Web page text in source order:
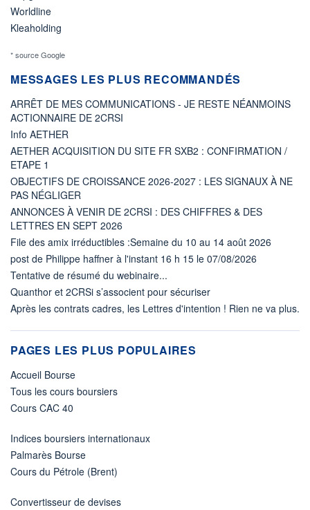
Worldline
Kleaholding
* source Google
MESSAGES LES PLUS RECOMMANDÉS
ARRÊT DE MES COMMUNICATIONS - JE RESTE NÉANMOINS
ACTIONNAIRE DE 2CRSI
Info AETHER
AETHER ACQUISITION DU SITE FR SXB2 : CONFIRMATION /
ETAPE 1
OBJECTIFS DE CROISSANCE 2026-2027 : LES SIGNAUX À NE
PAS NÉGLIGER
ANNONCES À VENIR DE 2CRSI : DES CHIFFRES & DES
LETTRES EN SEPT 2026
File des amix irréductibles :Semaine du 10 au 14 août 2026
post de Philippe haffner à l'instant 16 h 15 le 07/08/2026
Tentative de résumé du webinaire...
Quanthor et 2CRSi s’associent pour sécuriser
Après les contrats cadres, les Lettres d'intention ! Rien ne va plus.
PAGES LES PLUS POPULAIRES
Accueil Bourse
Tous les cours boursiers
Cours CAC 40
Indices boursiers internationaux
Palmarès Bourse
Cours du Pétrole (Brent)
Convertisseur de devises